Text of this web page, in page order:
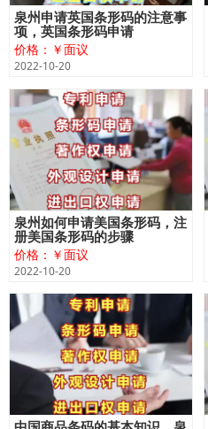
泉州申请英国条形码的注意事
项，英国条形码申请
价格：￥面议
2022-10-20
泉州如何申请美国条形码，注
册美国条形码的步骤
价格：￥面议
2022-10-20